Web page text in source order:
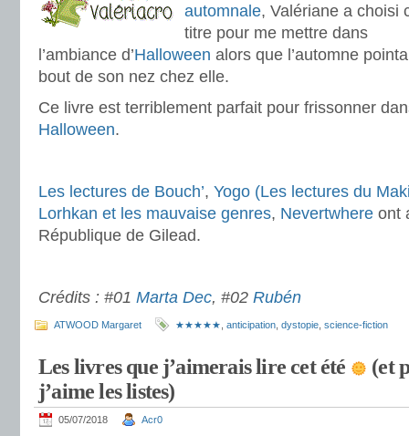
automnale, Valériane a choisi
titre pour me mettre dans
l’ambiance d’Halloween alors que l’automne
bout de son nez chez elle.
Ce livre est terriblement parfait pour frissonner
Halloween.
Les lectures de Bouch’, Yogo (Les lectures du
Lorhkan et les mauvaise genres, Nevertwhere ont
République de Gilead.
Crédits : #01 Marta Dec, #02 Rubén
ATWOOD Margaret ★★★★★ anticipation dystopie science-fiction
Les livres que j’aimerais lire cet été
(et
j’aime les listes)
05/07/2018 Acr0